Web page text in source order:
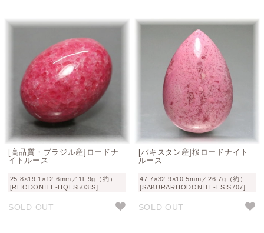
[高品質・ブラジル産]ロードナ
イトルース
25.8×19.1×12.6mm／11.9g（約）
[RHODONITE-HQLS503IS]
SOLD OUT
[パキスタン産]桜ロードナイト
ルース
47.7×32.9×10.5mm／26.7g（約）
[SAKURARHODONITE-LSIS707]
SOLD OUT